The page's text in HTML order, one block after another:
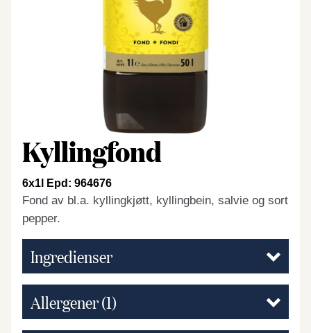
Kyllingfond
6x1l Epd: 964676
Fond av bl.a. kyllingkjøtt, kyllingbein, salvie og sort
pepper.
Ingredienser
Allergener(1)